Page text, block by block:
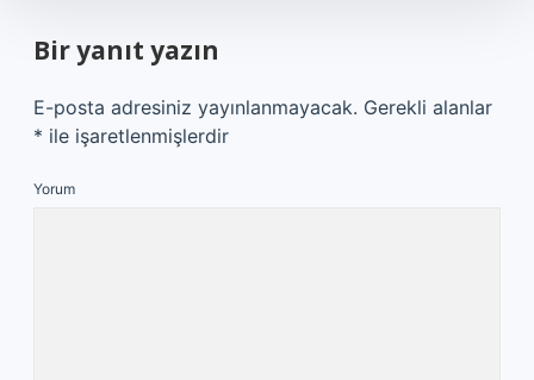
Bir yanıt yazın
E-posta adresiniz yayınlanmayacak. Gerekli alanlar
* ile işaretlenmişlerdir
Yorum